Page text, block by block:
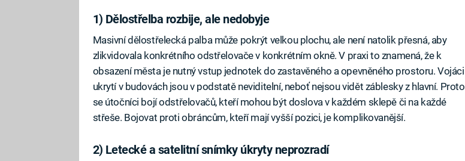
1) Dělostřelba rozbije, ale nedobyje
Masivní dělostřelecká palba může pokrýt velkou plochu, ale není natolik přesná, aby
zlikvidovala konkrétního odstřelovače v konkrétním okně. V praxi to znamená, že k
obsazení města je nutný vstup jednotek do zastavěného a opevněného prostoru. Vojáci
ukrytí v budovách jsou v podstatě neviditelní, neboť nejsou vidět záblesky z hlavní. Proto
se útočníci bojí odstřelovačů, kteří mohou být doslova v každém sklepě či na každé
střeše. Bojovat proti obráncům, kteří mají vyšší pozici, je komplikovanější.
2) Letecké a satelitní snímky úkryty neprozradí